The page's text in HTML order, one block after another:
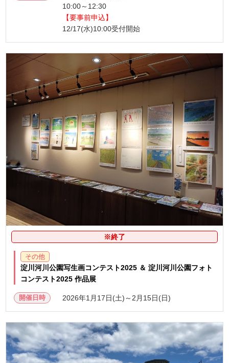
10:00～12:30
【要事前申込】
12/17(水)10:00受付開始
※終了
その他
淀川河川公園写生画コンテスト2025 ＆ 淀川河川公園フォト
コンテスト2025 作品展
開催日時 2026年1月17日(土)～2月15日(日)